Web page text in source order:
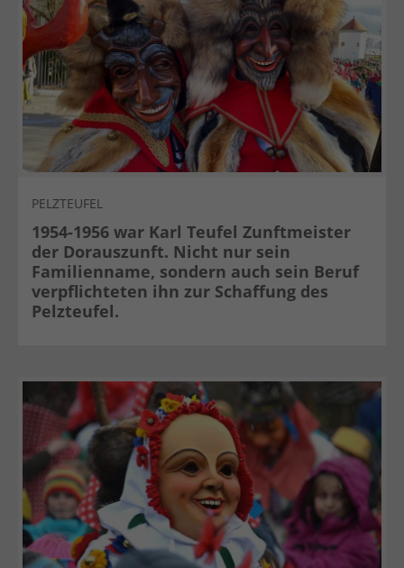
PELZTEUFEL
1954-1956 war Karl Teufel Zunftmeister
der Dorauszunft. Nicht nur sein
Familienname, sondern auch sein Beruf
verpflichteten ihn zur Schaffung des
Pelzteufel.